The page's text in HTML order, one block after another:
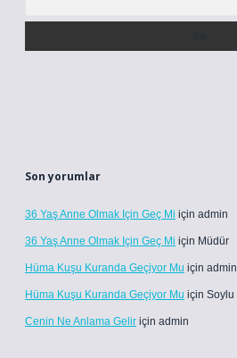
Son yorumlar
36 Yaş Anne Olmak Için Geç Mi için admin
36 Yaş Anne Olmak Için Geç Mi için Müdür
Hüma Kuşu Kuranda Geçiyor Mu için admin
Hüma Kuşu Kuranda Geçiyor Mu için Soylu
Cenin Ne Anlama Gelir için admin